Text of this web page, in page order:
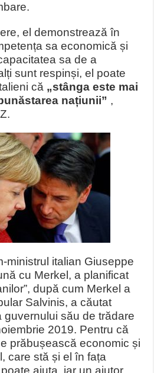
el demonstrează în
sa economică și
sa de a
sunt respinși, el poate
că „stânga este mai
națiunii” ,
ministrul italian Giuseppe
cu Merkel, a planificat
după cum Merkel a
Salvinis, a căutat
guvernului său de trădare
2019. Pentru că
prăbușească economic și
care stă și el în fața
ajuta, iar un ajutor